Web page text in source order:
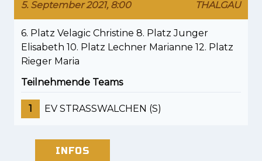
5. September 2021, 8:00 THALGAU
6. Platz Velagic Christine 8. Platz Junger
Elisabeth 10. Platz Lechner Marianne 12. Platz
Rieger Maria
Teilnehmende Teams
1 EV STRASSWALCHEN (S)
INFOS